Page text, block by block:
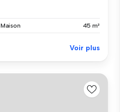
Maison 45 m²
Voir plus